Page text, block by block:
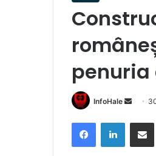
InfoHale
Send
email
FacebookLinkedIn